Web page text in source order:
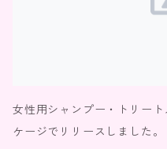
女性用シャンプー・トリー
ケージでリリースしました。